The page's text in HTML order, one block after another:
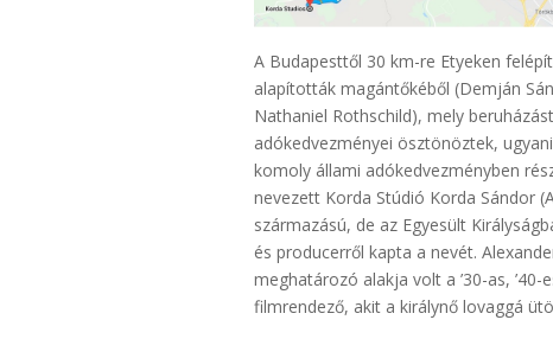
A Budapesttől 30 km-re Etyeken
alapították magántőkéből (Demján
Nathaniel Rothschild), mely
adókedvezményei ösztönöztek,
komoly állami adókedvezményben
nevezett Korda Stúdió Korda Sándor
származású, de az Egyesült
és producerről kapta a nevét.
meghatározó alakja volt a ’30-as, ’40-
filmrendező, akit a királynő lovaggá